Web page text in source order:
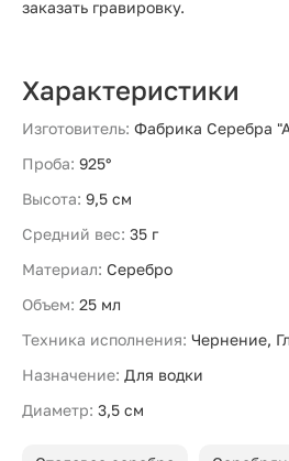
заказать гравировку.
Характеристики
Изготовитель: Фабрика Серебра
Проба: 925°
Высота: 9,5 см
Средний вес: 35 г
Материал: Серебро
Объем: 25 мл
Техника исполнения: Чернение,
Назначение: Для водки
Диаметр: 3,5 см